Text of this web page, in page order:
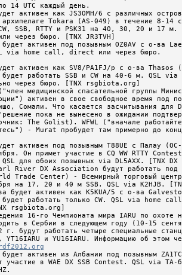
14 UTC каждый день.
активен как JS3OMH/6 с различных
Tokara (AS-049) в течение 8-14
SSB, RTTY и PSK31 на 40, 30, 20 и 17
через бюро. [TNX JR3TVH]
активен под позывным OZ0AV с о-ва
via home call, direct или через бюро.
активен как SV8/PA1FJ/p с о-ва Thasos
работать SSB и CW на 40-6 м. QSL via
через бюро. [TNX rsgbiota.org]
медицинской спасательной группы
активен в свое свободное время под
Сомали. Что касается засчитывания для
пока не вынесено в ожидании
The Golist). WFWL ("вначале
- Murat пробудет там примерно до
активен под позывным T88UE с Палау
Он примет участие в CQ WW RTTY
для обоих позывных via DL5AXX. [TNX
River DX Association будут работать под
Trade Center) - Всемирный торговый
на 17, 20 и 40 м SSB. QSL via K2HJB.
будет активен как K5KUA/5 с о-ва
будет работать только CW. QSL via home
rsgbiota.org]
16-го Чемпионата мира IARU по
в Сербии в следующем году (10-15
г. будут работать четыре специальные
YT16IARU и YU16IARU. Информацию об этом
активен из Албании под позывным
участие в WAE DX SSB Contest. QSL via TA-